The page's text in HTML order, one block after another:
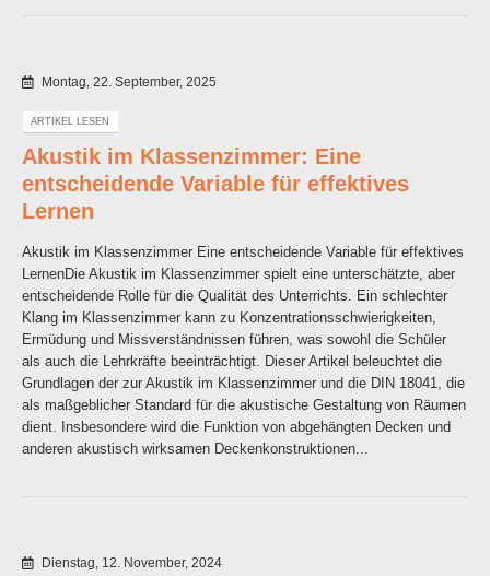
Montag, 22. September, 2025
ARTIKEL LESEN
Akustik im Klassenzimmer: Eine
entscheidende Variable für effektives
Lernen
Akustik im Klassenzimmer Eine entscheidende Variable für effektives
LernenDie Akustik im Klassenzimmer spielt eine unterschätzte, aber
entscheidende Rolle für die Qualität des Unterrichts. Ein schlechter
Klang im Klassenzimmer kann zu Konzentrationsschwierigkeiten,
Ermüdung und Missverständnissen führen, was sowohl die Schüler
als auch die Lehrkräfte beeinträchtigt. Dieser Artikel beleuchtet die
Grundlagen der zur Akustik im Klassenzimmer und die DIN 18041, die
als maßgeblicher Standard für die akustische Gestaltung von Räumen
dient. Insbesondere wird die Funktion von abgehängten Decken und
anderen akustisch wirksamen Deckenkonstruktionen...
Dienstag, 12. November, 2024